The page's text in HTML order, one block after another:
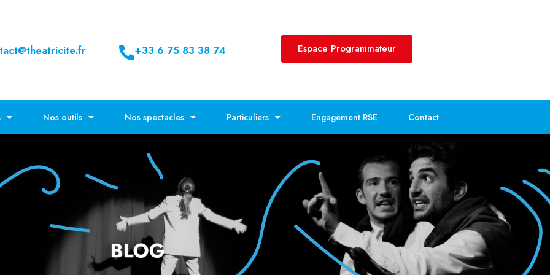
+33 6 75 83 38 74 Espace Programmateur
Nos outils Nos spectacles Particuliers Engagement RSE Contact